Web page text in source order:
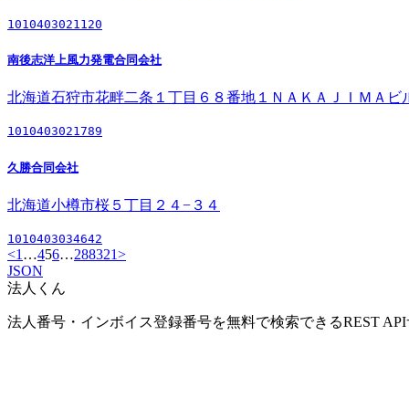
1010403021120
南後志洋上風力発電合同会社
北海道石狩市花畔二条１丁目６８番地１ＮＡＫＡＪＩＭＡビ
1010403021789
久勝合同会社
北海道小樽市桜５丁目２４−３４
1010403034642
<1 …456…288321>
JSON
法人くん
法人番号・インボイス登録番号を無料で検索できるREST API